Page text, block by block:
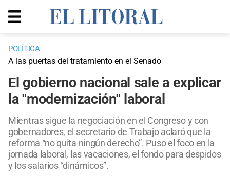
POLÍTICA
A las puertas del tratamiento en el Senado
El gobierno nacional sale a explicar
la "modernización" laboral
Mientras sigue la negociación en el Congreso y con
gobernadores, el secretario de Trabajo aclaró que la
reforma “no quita ningún derecho”. Puso el foco en la
jornada laboral, las vacaciones, el fondo para despidos
y los salarios “dinámicos”.